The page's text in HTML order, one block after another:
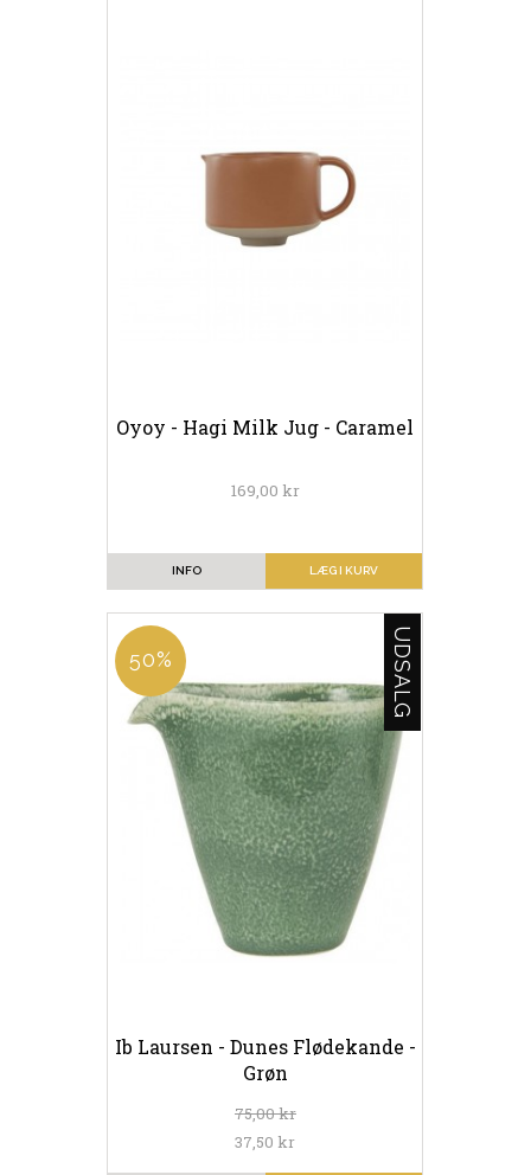
Oyoy - Hagi Milk Jug - Caramel
169,00 kr
LÆG I KURV
INFO
50% UDSALG
Ib Laursen - Dunes Flødekande -
Grøn
75,00 kr
37,50 kr